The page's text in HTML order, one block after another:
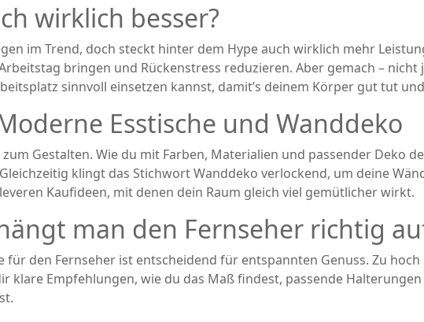
wirklich besser?
im Trend, doch steckt hinter dem Hype auch wirklich mehr
bringen und Rückenstress reduzieren. Aber gemach –
sinnvoll einsetzen kannst, damit’s deinem Körper gut tut
Esstische und Wanddeko
Gestalten. Wie du mit Farben, Materialien und passender Deko
klingt das Stichwort Wanddeko verlockend, um deine
Kaufideen, mit denen dein Raum gleich viel gemütlicher wirkt.
man den Fernseher richtig
den Fernseher ist entscheidend für entspannten Genuss. Zu
klare Empfehlungen, wie du das Maß findest, passende